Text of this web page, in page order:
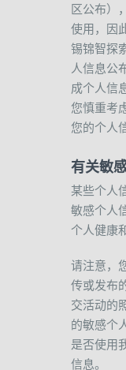
区公布），
使用，因
锡锦智探
人信息公
成个人信
您慎重考
您的个人
有关敏
某些个人
敏感个人
个人健康
请注意，
传或发布
交活动的
的敏感个
是否使用
信息。